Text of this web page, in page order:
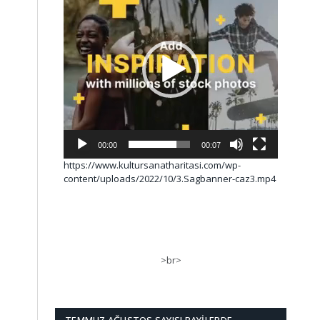
00:00 00:07
https://www.kultursanatharitasi.com/wp-
content/uploads/2022/10/3.Sagbanner-caz3.mp4
>br>